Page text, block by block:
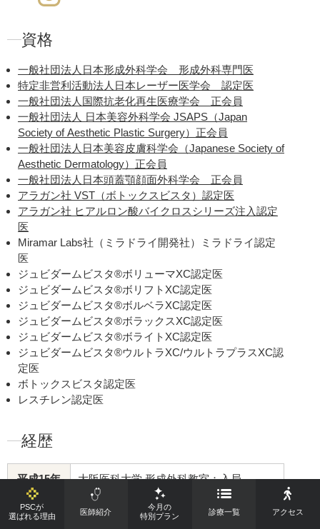
資格
一般社団法人日本形成外科学会 形成外科専門医
特定非営利活動法人日本レーザー医学会 認定医
一般社団法人国際抗老化再生医療学会 正会員
一般社団法人 日本美容外科学会 JSAPS（Japan
Society of Aesthetic Plastic Surgery）正会員
一般社団法人日本美容皮膚科学会（Japanese Society of
Aesthetic Dermatology）正会員
一般社団法人日本頭蓋顎顔面外科学会 正会員
アラガン社 VST（ボトックスビスタ）認定医
アラガン社 ヒアルロン酸バイクロスシリーズ注入認定
医
Miramar Labs社（ミラドライ開発社）ミラドライ認定
医
ジュビダームビスタ®ボリューマXC認定医
ジュビダームビスタ®ボリフトXC認定医
ジュビダームビスタ®ボルベラXC認定医
ジュビダームビスタ®ボラックスXC認定医
ジュビダームビスタ®ボライトXC認定医
ジュビダームビスタ®ウルトラXC/ウルトラプラスXC認
定医
ボトックスビスタ認定医
レスチレン認定医
経歴
平成15年 大阪医科大学 形成外科教室：入局
平成21年
大阪医科大学 助教（准）：就任
PSCが
選ばれる理由
医師紹介
今月の
特別プラン
診療一覧 アクセス